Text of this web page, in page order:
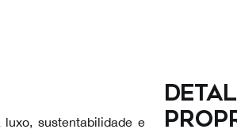
sustentabilidade e